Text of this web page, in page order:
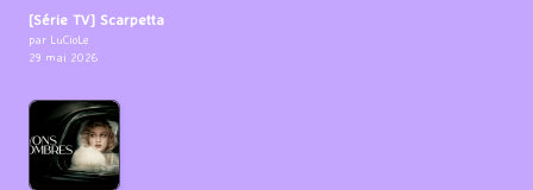
[Série TV] Scarpetta
par LuCioLe
29 mai 2026